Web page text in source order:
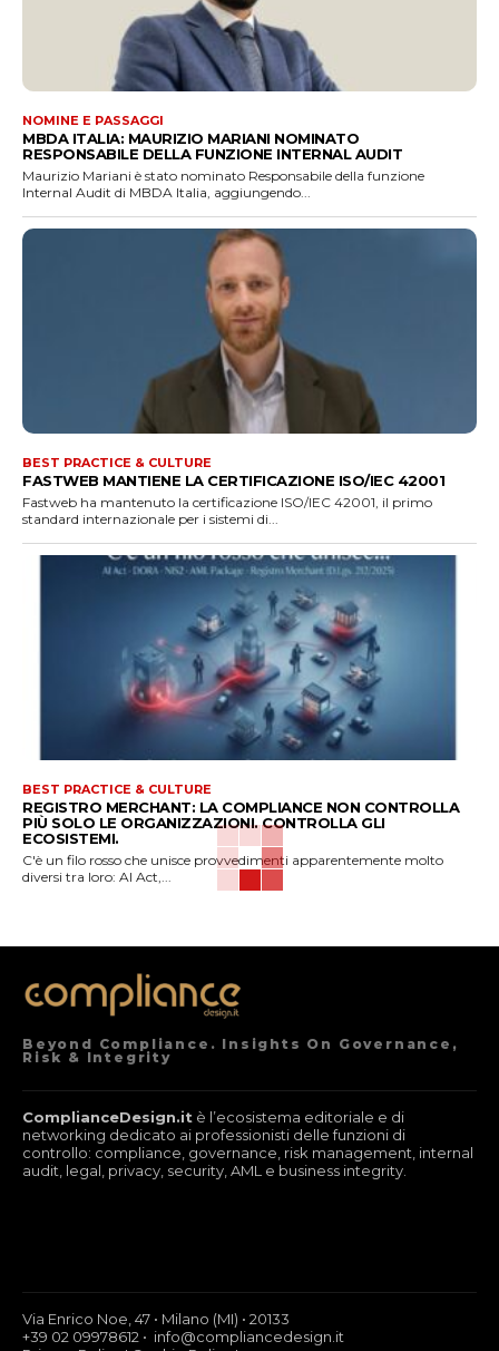
NOMINE E PASSAGGI
MBDA ITALIA: MAURIZIO MARIANI NOMINATO
RESPONSABILE DELLA FUNZIONE INTERNAL AUDIT
Maurizio Mariani è stato nominato Responsabile della funzione
Internal Audit di MBDA Italia, aggiungendo...
BEST PRACTICE & CULTURE
FASTWEB MANTIENE LA CERTIFICAZIONE ISO/IEC 42001
Fastweb ha mantenuto la certificazione ISO/IEC 42001, il primo
standard internazionale per i sistemi di...
BEST PRACTICE & CULTURE
REGISTRO MERCHANT: LA COMPLIANCE NON CONTROLLA
PIÙ SOLO LE ORGANIZZAZIONI. CONTROLLA GLI
ECOSISTEMI.
C'è un filo rosso che unisce provvedimenti apparentemente molto
diversi tra loro: AI Act,...
Beyond Compliance. Insights On Governance,
Risk & Integrity
ComplianceDesign.it è l’ecosistema editoriale e di
networking dedicato ai professionisti delle funzioni di
controllo: compliance, governance, risk management, internal
audit, legal, privacy, security, AML e business integrity.
Via Enrico Noe, 47 • Milano (MI) • 20133
+39 02 09978612 • info@compliancedesign.it